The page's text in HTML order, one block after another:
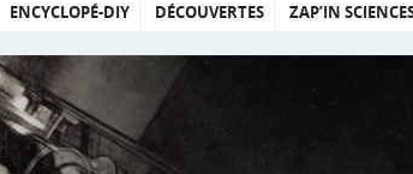
ENCYCLOPÉ-DIY DÉCOUVERTES ZAP’IN